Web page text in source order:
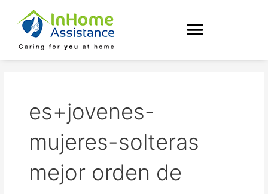
content
es+jovenes-
mujeres-solteras
mejor orden de